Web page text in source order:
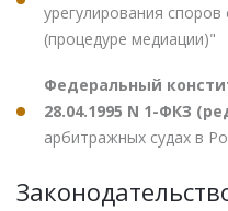
урегулирования
(процедуре медиации)"
Федеральный
28.04.1995 N 1-ФКЗ
арбитражных судах в